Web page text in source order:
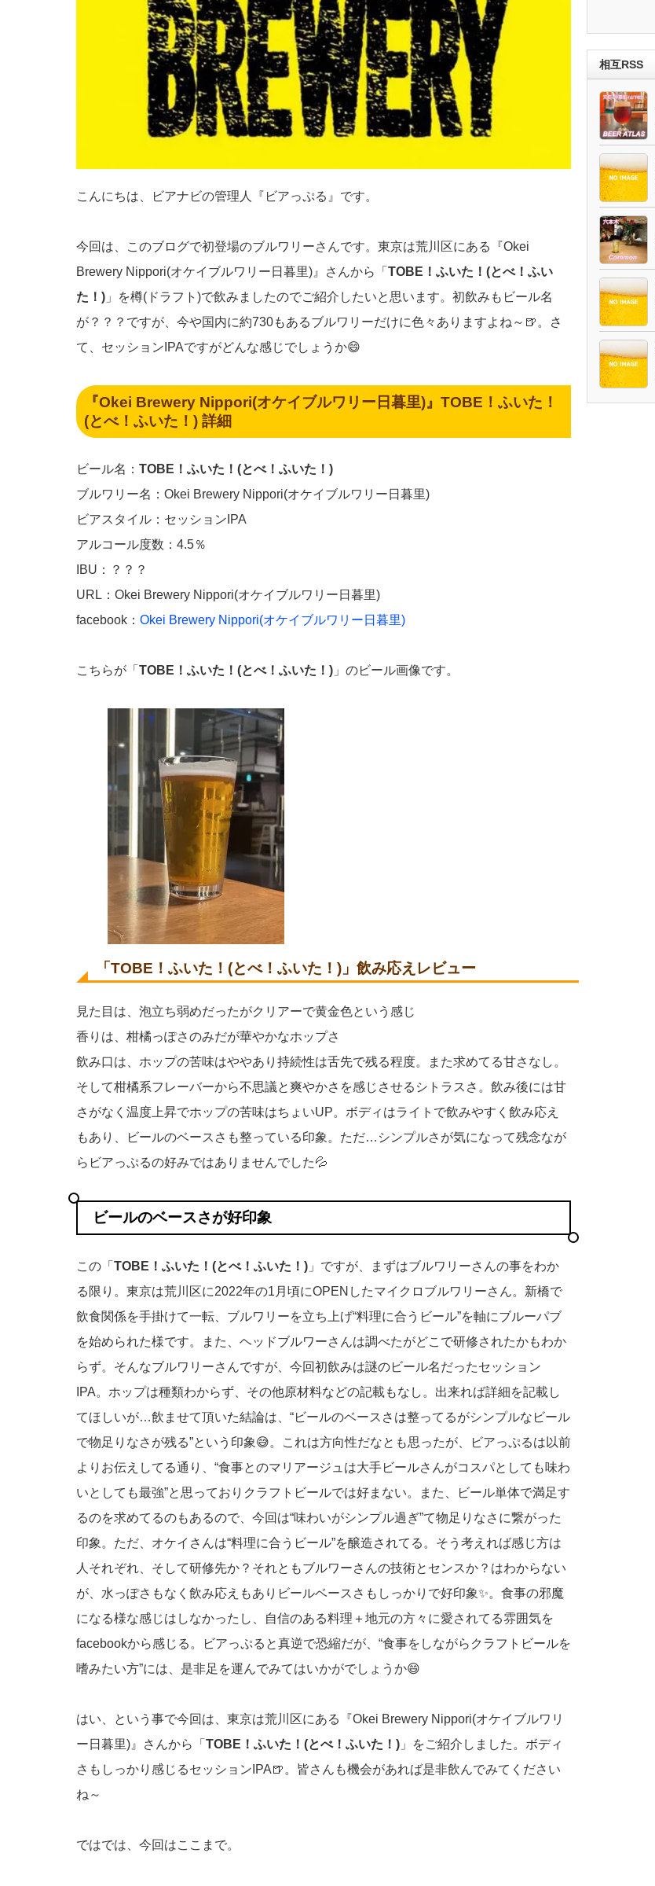
こんにちは、ビアナビの管理人『ビアっぷる』です。
今回は、このブログで初登場のブルワリーさんです。東京は荒川区にある『Okei
Brewery Nippori(オケイブルワリー日暮里)』さんから「 TOBE！ふいた！(とべ！ふい
た！) 」を樽(ドラフト)で飲みましたのでご紹介したいと思います。初飲みもビール名
が？？？ですが、今や国内に約730もあるブルワリーだけに色々ありますよね～🍺。さ
て、セッションIPAですがどんな感じでしょうか😄
『Okei Brewery Nippori(オケイブルワリー日暮里)』TOBE！ふいた！
(とべ！ふいた！) 詳細
ビール名： TOBE！ふいた！(とべ！ふいた！)
ブルワリー名：Okei Brewery Nippori(オケイブルワリー日暮里)
ビアスタイル：セッションIPA
アルコール度数：4.5％
IBU：？？？
URL：Okei Brewery Nippori(オケイブルワリー日暮里)
facebook： Okei Brewery Nippori(オケイブルワリー日暮里)
こちらが「 TOBE！ふいた！(とべ！ふいた！) 」のビール画像です。
「TOBE！ふいた！(とべ！ふいた！)」飲み応えレビュー
見た目は、泡立ち弱めだったがクリアーで黄金色という感じ
香りは、柑橘っぽさのみだが華やかなホップさ
飲み口は、ホップの苦味はややあり持続性は舌先で残る程度。また求めてる甘さなし。
そして柑橘系フレーバーから不思議と爽やかさを感じさせるシトラスさ。飲み後には甘
さがなく温度上昇でホップの苦味はちょいUP。ボディはライトで飲みやすく飲み応え
もあり、ビールのベースさも整っている印象。ただ…シンプルさが気になって残念なが
らビアっぷるの好みではありませんでした💦
ビールのベースさが好印象
この「 TOBE！ふいた！(とべ！ふいた！) 」ですが、まずはブルワリーさんの事をわか
る限り。東京は荒川区に2022年の1月頃にOPENしたマイクロブルワリーさん。新橋で
飲食関係を手掛けて一転、ブルワリーを立ち上げ“料理に合うビール”を軸にブルーパブ
を始められた様です。また、ヘッドブルワーさんは調べたがどこで研修されたかもわか
らず。そんなブルワリーさんですが、今回初飲みは謎のビール名だったセッション
IPA。ホップは種類わからず、その他原材料などの記載もなし。出来れば詳細を記載し
てほしいが…飲ませて頂いた結論は、“ビールのベースさは整ってるがシンプルなビール
で物足りなさが残る”という印象😅。これは方向性だなとも思ったが、ビアっぷるは以前
よりお伝えしてる通り、“食事とのマリアージュは大手ビールさんがコスパとしても味わ
いとしても最強”と思っておりクラフトビールでは好まない。また、ビール単体で満足す
るのを求めてるのもあるので、今回は“味わいがシンプル過ぎ”て物足りなさに繋がった
印象。ただ、オケイさんは“料理に合うビール”を醸造されてる。そう考えれば感じ方は
人それぞれ、そして研修先か？それともブルワーさんの技術とセンスか？はわからない
が、水っぽさもなく飲み応えもありビールベースさもしっかりで好印象✨。食事の邪魔
になる様な感じはしなかったし、自信のある料理＋地元の方々に愛されてる雰囲気を
facebookから感じる。ビアっぷると真逆で恐縮だが、“食事をしながらクラフトビールを
嗜みたい方”には、是非足を運んでみてはいかがでしょうか😄
はい、という事で今回は、東京は荒川区にある『Okei Brewery Nippori(オケイブルワリ
ー日暮里)』さんから「 TOBE！ふいた！(とべ！ふいた！) 」をご紹介しました。ボディ
さもしっかり感じるセッションIPA🍺。皆さんも機会があれば是非飲んでみてください
ね～
ではでは、今回はここまで。
相互RSS